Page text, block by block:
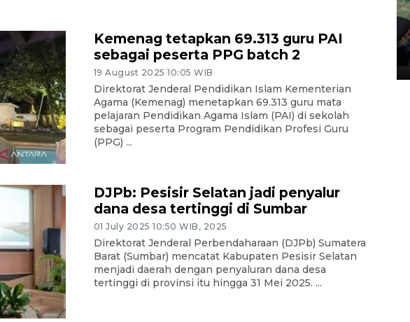
Kemenag tetapkan 69.313 guru PAI
sebagai peserta PPG batch 2
19 August 2025 10:05 WIB
Direktorat Jenderal Pendidikan Islam Kementerian
Agama (Kemenag) menetapkan 69.313 guru mata
pelajaran Pendidikan Agama Islam (PAI) di sekolah
sebagai peserta Program Pendidikan Profesi Guru
(PPG) ...
DJPb: Pesisir Selatan jadi penyalur
dana desa tertinggi di Sumbar
01 July 2025 10:50 WIB, 2025
Direktorat Jenderal Perbendaharaan (DJPb) Sumatera
Barat (Sumbar) mencatat Kabupaten Pesisir Selatan
menjadi daerah dengan penyaluran dana desa
tertinggi di provinsi itu hingga 31 Mei 2025. ...
Lintas Sumatera di Sumbar
05 August 2026 10:35 WIB